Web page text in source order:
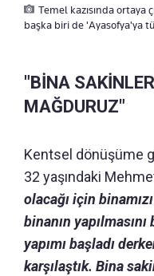
Temel kazısında ortaya
başka biri de 'Ayasofya'ya
"BİNA
MAĞDURUZ"
Kentsel dönüşüme
32 yaşındaki
olacağı için
binanın
yapımı başladı
karşılaştık. Bina